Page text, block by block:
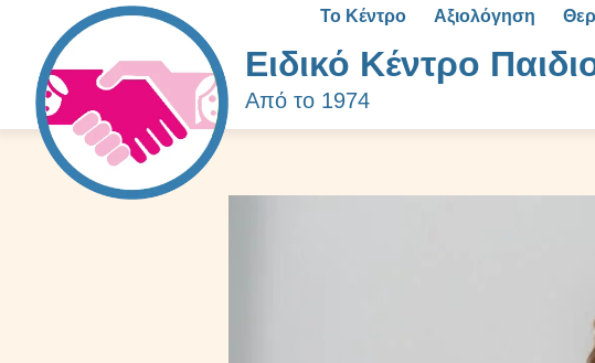
Το Κέντρο Αξιολόγηση
Ειδικό Κέντρο
Από το 1974